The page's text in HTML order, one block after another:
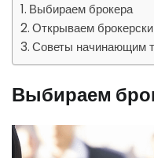
Выбираем брокера
Открываем
Советы начинающим
Выбираем